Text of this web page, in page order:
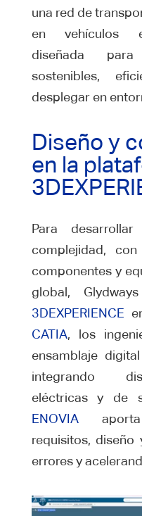
una red de
en vehículos
diseñada
sostenibles,
desplegar en
Diseño y
en la
Para
complejidad,
componentes y
global,
3DEXPERIENCE
CATIA, los
ensamblaje
integrando
eléctricas y de
ENOVIAaporta
requisitos, diseño
errores y